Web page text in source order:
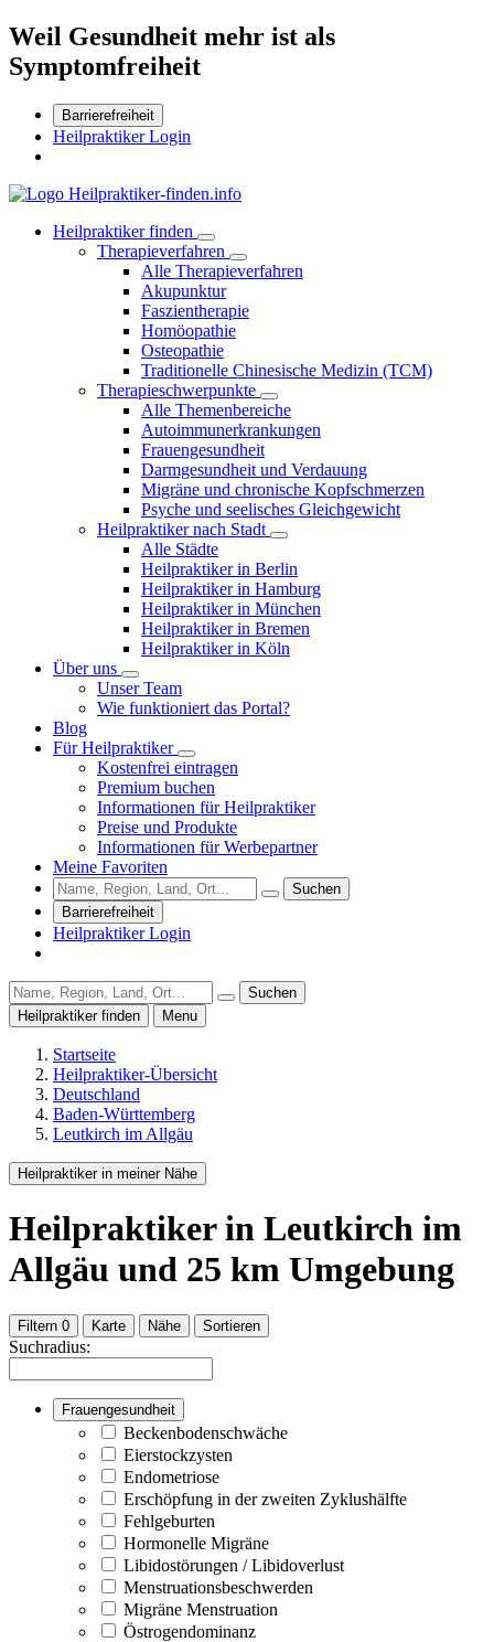
Weil Gesundheit mehr ist als
Symptomfreiheit
Barrierefreiheit
Heilpraktiker Login
Heilpraktiker finden
Therapieverfahren
Alle Therapieverfahren
Akupunktur
Faszientherapie
Homöopathie
Osteopathie
Traditionelle Chinesische Medizin (TCM)
Therapieschwerpunkte
Alle Themenbereiche
Autoimmunerkrankungen
Frauengesundheit
Darmgesundheit und Verdauung
Migräne und chronische Kopfschmerzen
Psyche und seelisches Gleichgewicht
Heilpraktiker nach Stadt
Alle Städte
Heilpraktiker in Berlin
Heilpraktiker in Hamburg
Heilpraktiker in München
Heilpraktiker in Bremen
Heilpraktiker in Köln
Über uns
Unser Team
Wie funktioniert das Portal?
Blog
Für Heilpraktiker
Kostenfrei eintragen
Premium buchen
Informationen für Heilpraktiker
Preise und Produkte
Informationen für Werbepartner
Meine Favoriten
Suchen
Barrierefreiheit
Heilpraktiker Login
Suchen
Heilpraktiker finden
Menu
Startseite
Heilpraktiker-Übersicht
Deutschland
Baden-Württemberg
Leutkirch im Allgäu
Heilpraktiker in meiner Nähe
Heilpraktiker in Leutkirch im
Allgäu und 25 km Umgebung
Filtern 0 Karte Nähe Sortieren
Suchradius:
Frauengesundheit
Beckenbodenschwäche
Eierstockzysten
Endometriose
Erschöpfung in der zweiten Zyklushälfte
Fehlgeburten
Hormonelle Migräne
Libidostörungen / Libidoverlust
Menstruationsbeschwerden
Migräne Menstruation
Östrogendominanz